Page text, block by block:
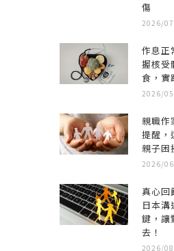
傷
2026/
作息正
握核受
食，實
2026/
親職作
提醒，
親子困
2026/
真心回
日本溝
鍵，讓
去！
2026/